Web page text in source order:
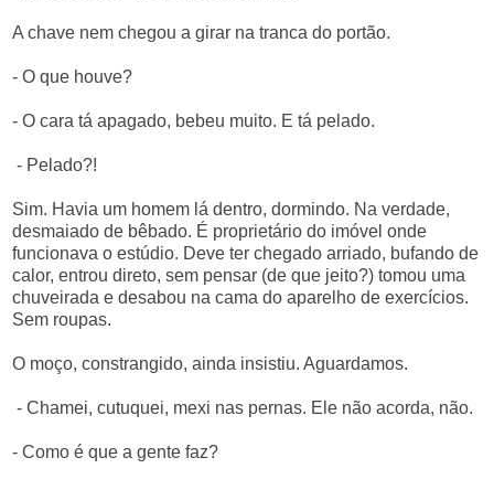
A chave nem chegou a girar na tranca do portão.
- O que houve?
- O cara tá apagado, bebeu muito. E tá pelado.
- Pelado?!
Sim. Havia um homem lá dentro, dormindo. Na verdade,
desmaiado de bêbado. É proprietário do imóvel onde
funcionava o estúdio. Deve ter chegado arriado, bufando de
calor, entrou direto, sem pensar (de que jeito?) tomou uma
chuveirada e desabou na cama do aparelho de exercícios.
Sem roupas.
O moço, constrangido, ainda insistiu. Aguardamos.
- Chamei, cutuquei, mexi nas pernas. Ele não acorda, não.
- Como é que a gente faz?